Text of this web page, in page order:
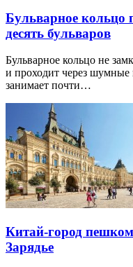
Бульварное кольцо
десять бульваров
Бульварное кольцо не
и проходит через
занимает почти…
Китай-город
Зарядье